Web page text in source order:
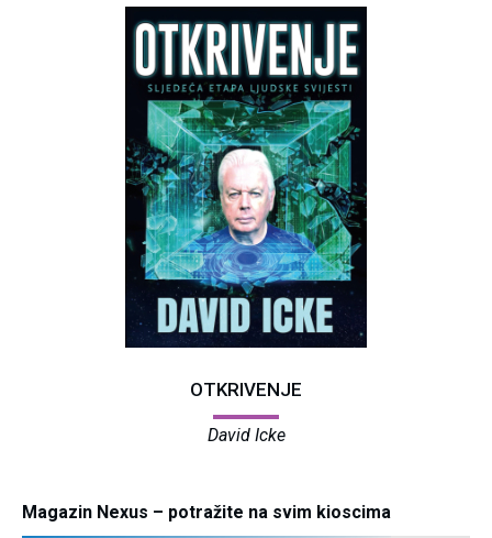
OTKRIVENJE
David Icke
Magazin Nexus – potražite na svim kioscima